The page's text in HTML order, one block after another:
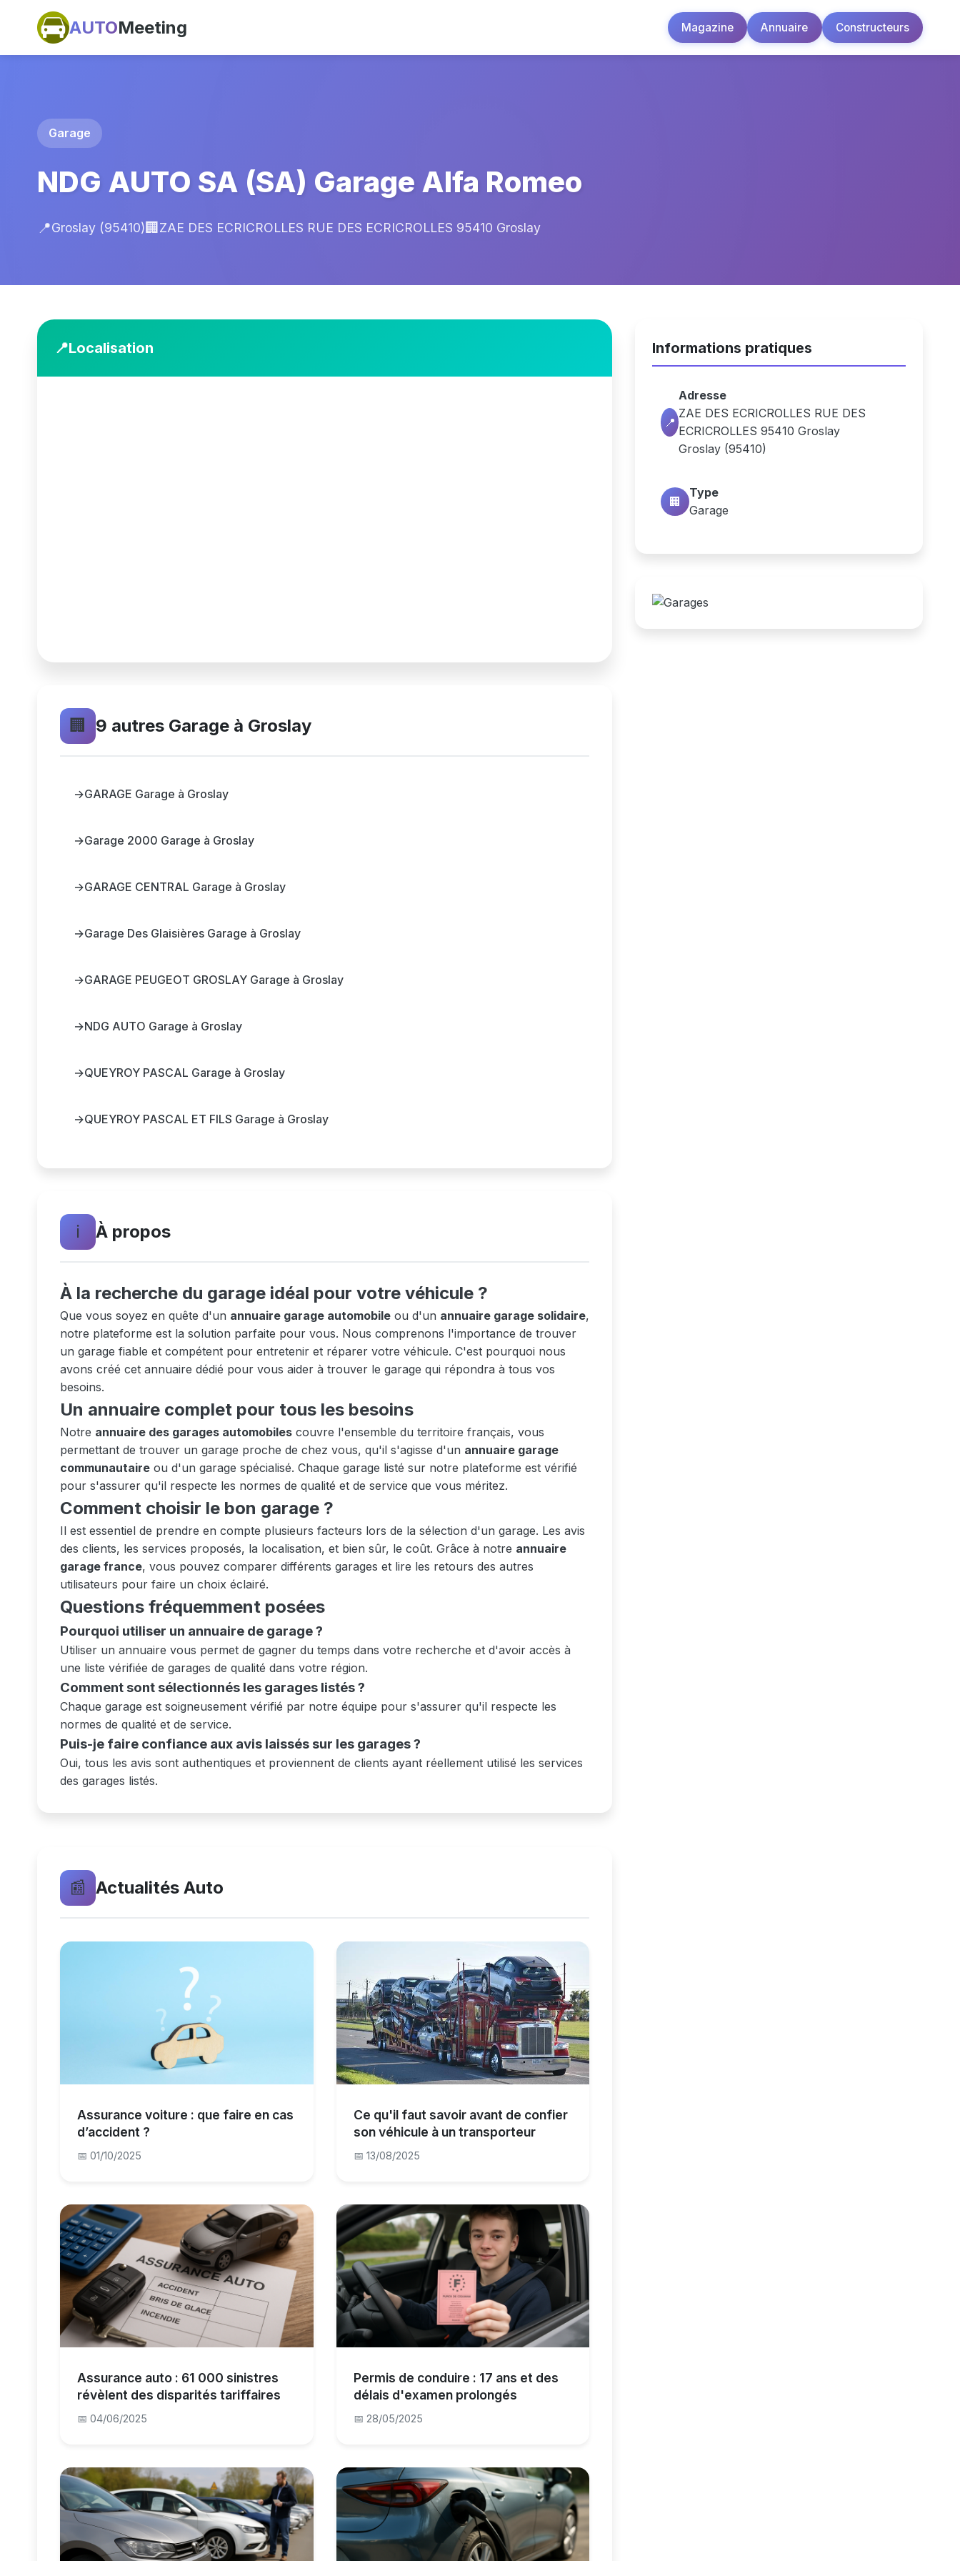
AUTOMeeting Magazine Annuaire Constructeurs
Garage
NDG AUTO SA (SA) Garage Alfa Romeo
📍Groslay (95410)🏢 ZAE DES ECRICROLLES RUE DES ECRICROLLES 95410 Groslay
📍Localisation
🏢 9 autres Garage à Groslay
→GARAGE Garage à Groslay
→Garage 2000 Garage à Groslay
→GARAGE CENTRAL Garage à Groslay
→Garage Des Glaisières Garage à Groslay
→GARAGE PEUGEOT GROSLAY Garage à Groslay
→NDG AUTO Garage à Groslay
→QUEYROY PASCAL Garage à Groslay
→QUEYROY PASCAL ET FILS Garage à Groslay
ℹ️ À propos
À la recherche du garage idéal pour votre véhicule ?
Que vous soyez en quête d'un annuaire garage automobile ou d'un annuaire garage solidaire,
notre plateforme est la solution parfaite pour vous. Nous comprenons l'importance de trouver
un garage fiable et compétent pour entretenir et réparer votre véhicule. C'est pourquoi nous
avons créé cet annuaire dédié pour vous aider à trouver le garage qui répondra à tous vos
besoins.
Un annuaire complet pour tous les besoins
Notre annuaire des garages automobiles couvre l'ensemble du territoire français, vous
permettant de trouver un garage proche de chez vous, qu'il s'agisse d'un annuaire garage
communautaire ou d'un garage spécialisé. Chaque garage listé sur notre plateforme est vérifié
pour s'assurer qu'il respecte les normes de qualité et de service que vous méritez.
Comment choisir le bon garage ?
Il est essentiel de prendre en compte plusieurs facteurs lors de la sélection d'un garage. Les avis
des clients, les services proposés, la localisation, et bien sûr, le coût. Grâce à notre annuaire
garage france, vous pouvez comparer différents garages et lire les retours des autres
utilisateurs pour faire un choix éclairé.
Questions fréquemment posées
Pourquoi utiliser un annuaire de garage ?
Utiliser un annuaire vous permet de gagner du temps dans votre recherche et d'avoir accès à
une liste vérifiée de garages de qualité dans votre région.
Comment sont sélectionnés les garages listés ?
Chaque garage est soigneusement vérifié par notre équipe pour s'assurer qu'il respecte les
normes de qualité et de service.
Puis-je faire confiance aux avis laissés sur les garages ?
Oui, tous les avis sont authentiques et proviennent de clients ayant réellement utilisé les services
des garages listés.
📰 Actualités Auto
Assurance voiture : que faire en cas
d’accident ?
📅 01/10/2025
Ce qu'il faut savoir avant de confier
son véhicule à un transporteur
📅 13/08/2025
Assurance auto : 61 000 sinistres
révèlent des disparités tariffaires
📅 04/06/2025
Permis de conduire : 17 ans et des
délais d'examen prolongés
📅 28/05/2025
Informations pratiques
📍
Adresse
ZAE DES ECRICROLLES RUE DES
ECRICROLLES 95410 Groslay
Groslay (95410)
🏢
Type
Garage